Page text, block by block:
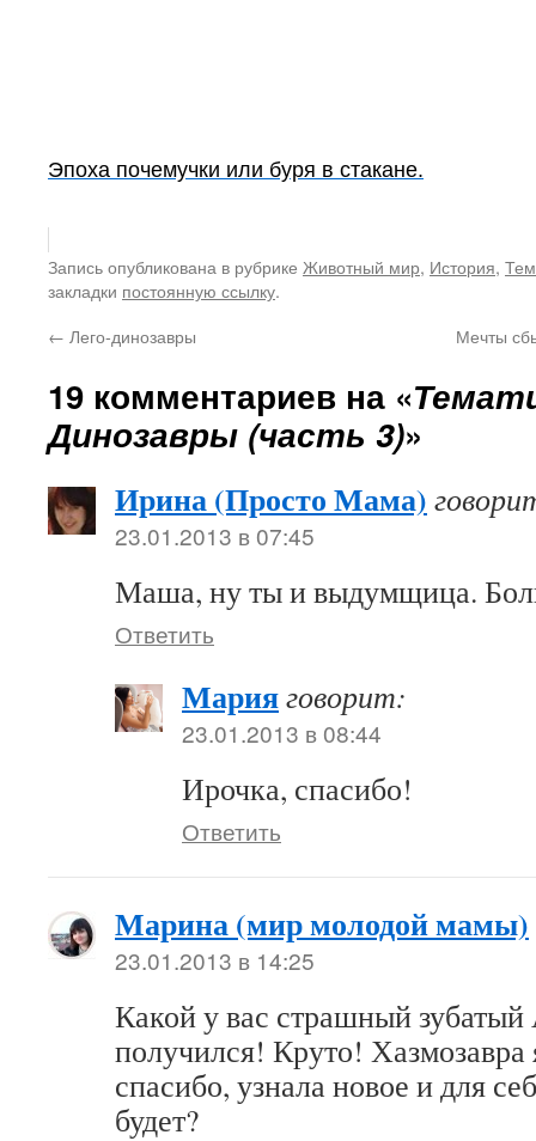
Эпоха почемучки или буря в стакане.
Запись опубликована в рубрике Животный мир, История,
закладки постоянную ссылку.
← Лего-динозавры Мечты
19 комментариев на «
Динозавры (часть 3)»
Ирина (Просто Мама)
23.01.2013 в 07:45
Маша, ну ты и выдумщица.
Ответить
Марияговорит:
23.01.2013 в 08:44
Ирочка, спасибо!
Ответить
Марина (мир молодой мамы)
23.01.2013 в 14:25
Какой у вас страшный зубатый
получился! Круто! Хазмозавра
спасибо, узнала новое и для
будет?